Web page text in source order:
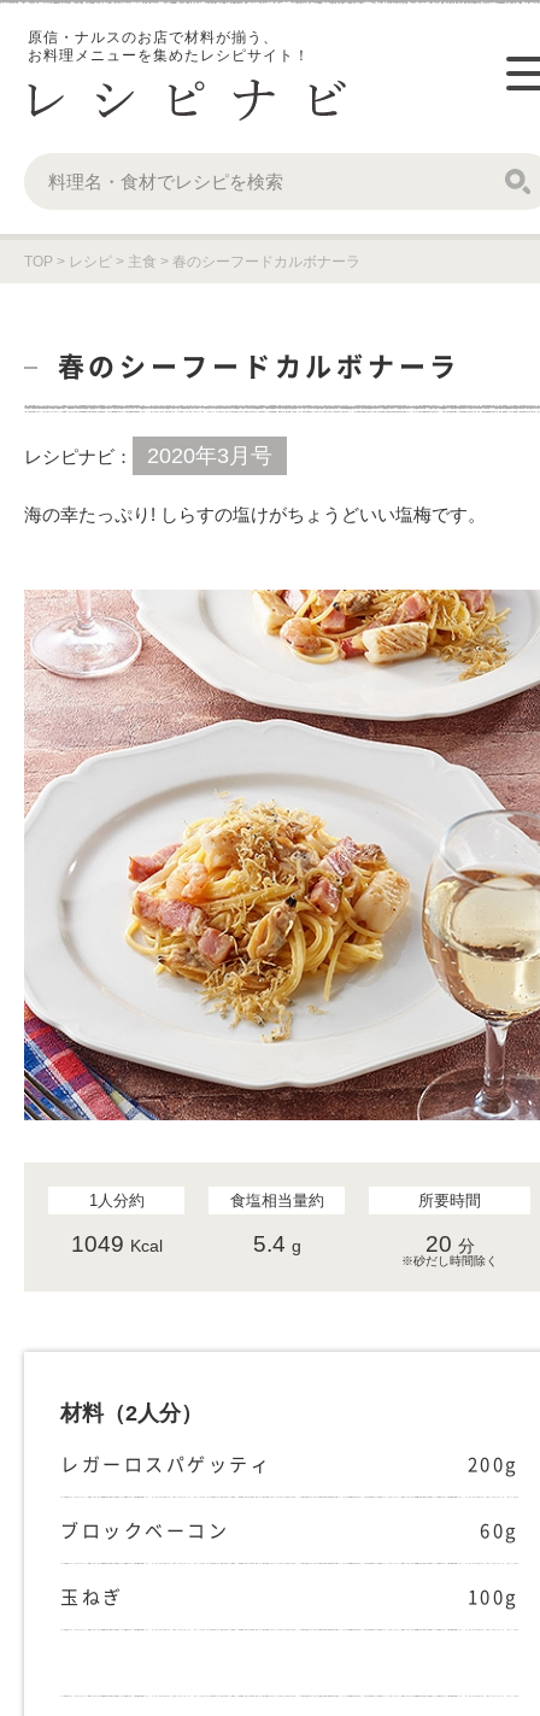
原信・ナルスのお店で材料が揃う、
お料理メニューを集めたレシピサイト！
TOP > レシピ > 主食 > 春のシーフードカルボナーラ
春のシーフードカルボナーラ
レシピナビ： 2020年3月号
海の幸たっぷり! しらすの塩けがちょうどいい塩梅です。
1人分約
1049 Kcal
食塩相当量約
5.4 g
所要時間
20 分
※砂だし時間除く
材料（2人分）
レガーロスパゲッティ 200g
ブロックベーコン 60g
玉ねぎ 100g